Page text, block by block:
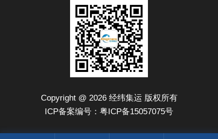
Copyright @ 2026 经纬集运 版权所有
ICP备案编号：粤ICP备15057075号